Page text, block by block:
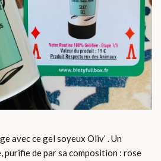
avec ce gel soyeux Oliv’ . Un
purifie de par sa composition : rose